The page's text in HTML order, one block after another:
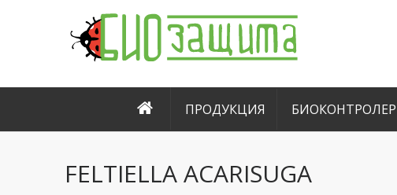
ПРОДУКЦИЯ БИОКОНТРОЛЕР
FELTIELLA ACARISUGA